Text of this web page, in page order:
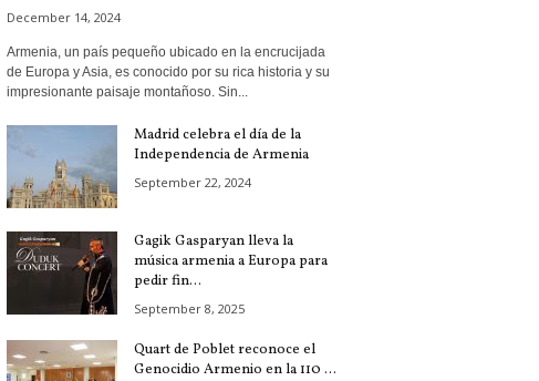
December 14, 2024
Armenia, un país pequeño ubicado en la encrucijada
de Europa y Asia, es conocido por su rica historia y su
impresionante paisaje montañoso. Sin...
Madrid celebra el día de la
Independencia de Armenia
September 22, 2024
Gagik Gasparyan lleva la
música armenia a Europa para
pedir fin...
September 8, 2025
Quart de Poblet reconoce el
Genocidio Armenio en la 110 ...